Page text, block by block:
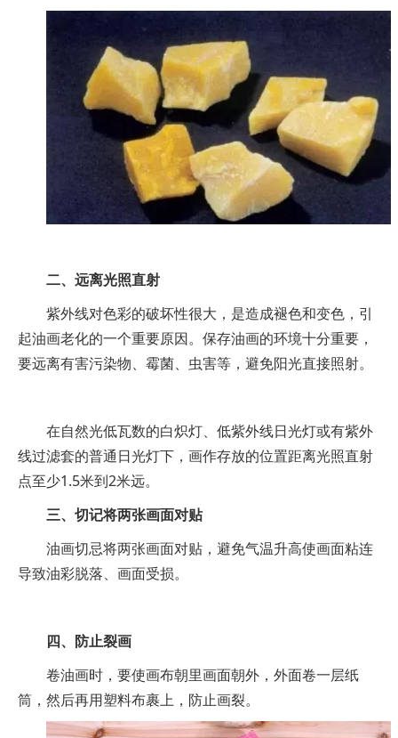
二、远离光照直射
紫外线对色彩的破坏性很大，是造成褪色和变色，引
起油画老化的一个重要原因。保存油画的环境十分重要，
要远离有害污染物、霉菌、虫害等，避免阳光直接照射。
在自然光低瓦数的白炽灯、低紫外线日光灯或有紫外
线过滤套的普通日光灯下，画作存放的位置距离光照直射
点至少1.5米到2米远。
三、切记将两张画面对贴
油画切忌将两张画面对贴，避免气温升高使画面粘连
导致油彩脱落、画面受损。
四、防止裂画
卷油画时，要使画布朝里画面朝外，外面卷一层纸
筒，然后再用塑料布裹上，防止画裂。